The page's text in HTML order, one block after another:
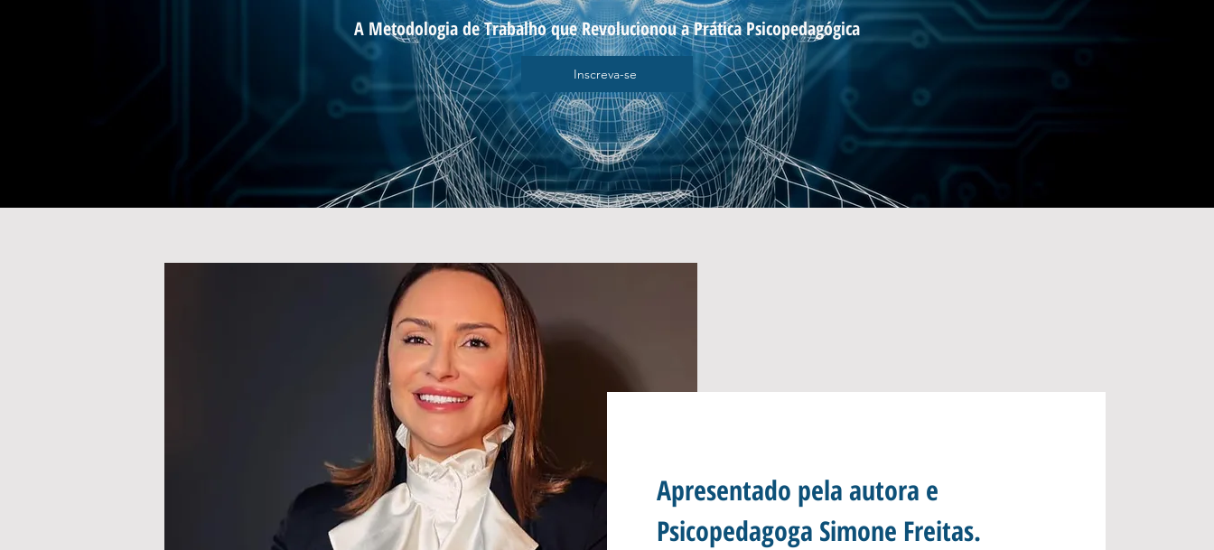
A Metodologia de Trabalho que Revolucionou a Prática Psicopedagógica
Inscreva-se
Apresentado pela autora e
Psicopedagoga Simone Freitas.